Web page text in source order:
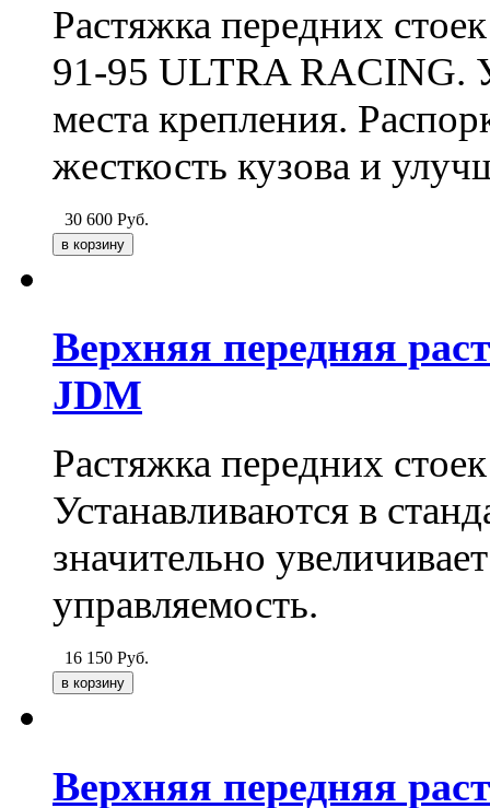
Растяжка передних
91-95 ULTRA RACING.
места крепления.
жесткость кузова и
30 600 Руб.
Верхняя передняя
JDM
Растяжка передних
Устанавливаются в
значительно
управляемость.
16 150 Руб.
Верхняя передняя